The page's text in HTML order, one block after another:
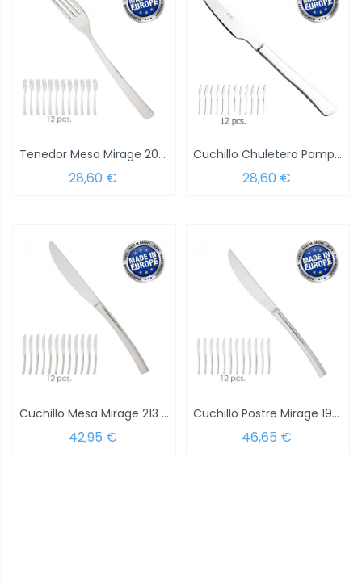
Tenedor Mesa Mirage 200 mm.Caja 12 unidades
28,60 €
Cuchillo Chuletero Pampero 222 mm.Caja 12...
28,60 €
Cuchillo Mesa Mirage 213 mm.Caja 12 unidades
42,95 €
Cuchillo Postre Mirage 199 mm.Caja 12...
46,65 €